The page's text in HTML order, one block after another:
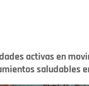
activas en
saludables